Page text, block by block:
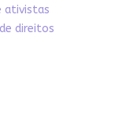
ativistas
direitos